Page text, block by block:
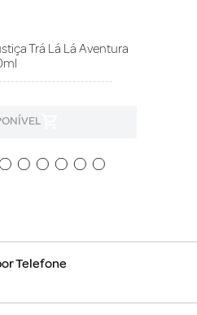
Trá Lá Lá Aventura
Telefone